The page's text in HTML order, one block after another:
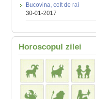
Bucovina, colt de rai
30-01-2017
Horoscopul zilei